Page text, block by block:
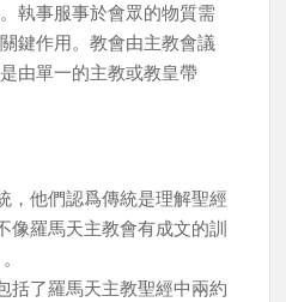
執事服事於會眾的物質需
鍵作用。教會由主教會議
由單一的主教或教皇帶
，他們認爲傳統是理解聖經
像羅馬天主教會有成文的訓
括了羅馬天主教聖經中兩約